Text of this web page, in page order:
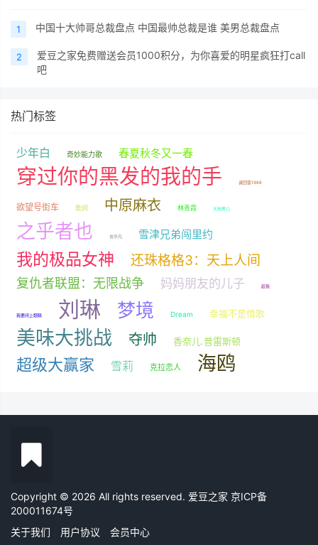
1 中国十大帅哥总裁盘点 中国最帅总裁是谁 美男总裁盘点
2
爱豆之家免费赠送会员1000积分，为你喜爱的明星疯狂打call
吧
热门标签
少年白 奇妙能力歌 春夏秋冬又一春
穿过你的黑发的我的手 请回答1988
欲望号街车 歌詞 中原麻衣 林青霞 天地男儿
之乎者也 也平凡 雪津兄弟闯里约
我的极品女神 还珠格格3：天上人间
复仇者联盟：无限战争 妈妈朋友的儿子 趁我
我要闭上眼睛 刘琳 梦境 Dream 幸福不是情歌
美味大挑战 夺帅 香奈儿.普雷斯顿
超级大赢家 雪莉 克拉恋人 海鸥
Copyright © 2026 All rights reserved. 爱豆之家 京ICP备
200011674号
关于我们
用户协议 会员中心